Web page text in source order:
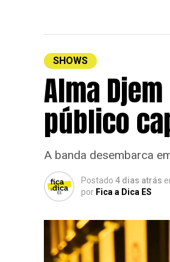
SHOWS
Alma
público
A banda desembarca
Postado 4 dias atrás
por Fica a Dica ES